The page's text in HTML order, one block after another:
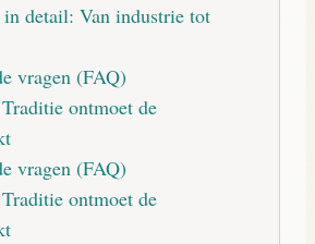
detail: Van industrie tot
vragen (FAQ)
ontmoet de
vragen (FAQ)
ontmoet de